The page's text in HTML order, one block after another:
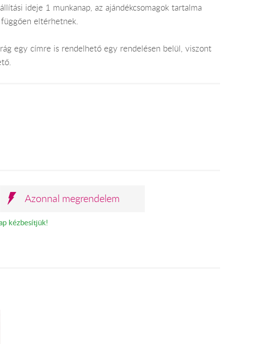
ideje 1 munkanap, az ajándékcsomagok tartalma
eltérhetnek.
egy címre is rendelhető egy rendelésen belül, viszont
Azonnal megrendelem
kézbesítjük!